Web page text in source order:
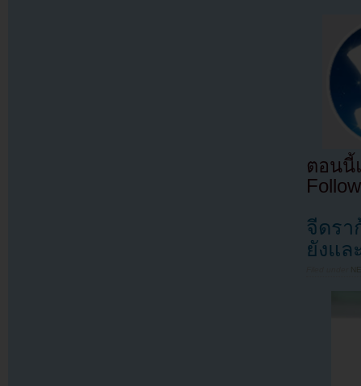
ตอนนี้
จีดรา
ยังแล